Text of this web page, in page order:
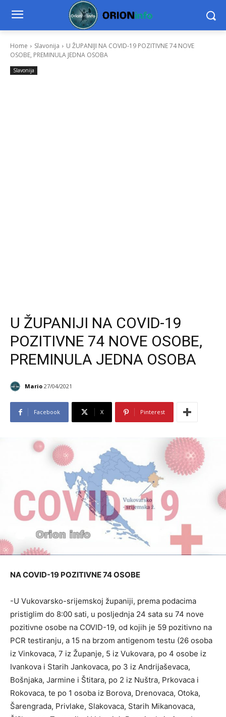
Home Slavonija
U ŽUPANIJI NA COVID-19 POZITIVNE 74 NOVE
OSOBE, PREMINULA JEDNA OSOBA
Slavonija
U ŽUPANIJI NA COVID-19
POZITIVNE 74 NOVE OSOBE,
PREMINULA JEDNA OSOBA
Mario 27/04/2021
Facebook X Pinterest
NA COVID-19 POZITIVNE 74 OSOBE
-U Vukovarsko-srijemskoj županiji, prema podacima
pristiglim do 8:00 sati, u posljednja 24 sata su 74 nove
pozitivne osobe na COVID-19, od kojih je 59 pozitivno na
PCR testiranju, a 15 na brzom antigenom testu (26 osoba
iz Vinkovaca, 7 iz Županje, 5 iz Vukovara, po 4 osobe iz
Ivankova i Starih Jankovaca, po 3 iz Andrijaševaca,
Bošnjaka, Jarmine i Štitara, po 2 iz Nuštra, Prkovaca i
Rokovaca, te po 1 osoba iz Borova, Drenovaca, Otoka,
Šarengrada, Privlake, Slakovaca, Starih Mikanovaca,